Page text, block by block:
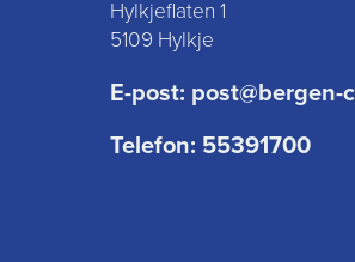
Hylkjeflaten 1
5109 Hylkje
E-post: post@bergen-
Telefon: 55391700